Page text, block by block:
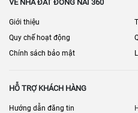
VỀ NHÀ ĐẤT ĐỒNG NAI 360
Giới thiệu
Quy chế hoạt động
Chính sách bảo mật
HỖ TRỢ KHÁCH HÀNG
Hướng dẫn đăng tin